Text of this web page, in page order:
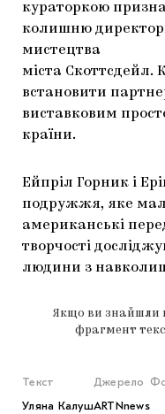
кураторкою
колишню
мистецтва
міста Скоттсдейл.
встановити
виставковим
країни.
Ейпріл Горник і
подружжя, яке
американські
творчості
людини з
Якщо ви знайшли
фрагмент
Текст
Уляна Калуш
Джерело
ARTNnews